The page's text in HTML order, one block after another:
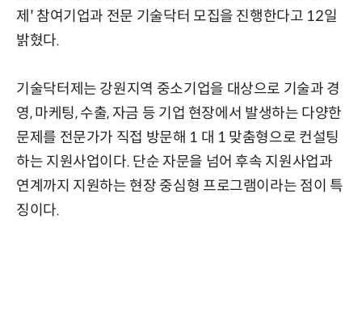
제' 참여기업과 전문 기술닥터 모집을 진행한다고 12일
밝혔다.
기술닥터제는 강원지역 중소기업을 대상으로 기술과 경
영, 마케팅, 수출, 자금 등 기업 현장에서 발생하는 다양한
문제를 전문가가 직접 방문해 1 대 1 맞춤형으로 컨설팅
하는 지원사업이다. 단순 자문을 넘어 후속 지원사업과
연계까지 지원하는 현장 중심형 프로그램이라는 점이 특
징이다.